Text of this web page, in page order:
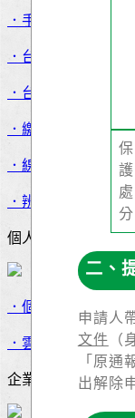
．手機門號跨行轉帳
．台灣PAY收款
．台灣PAY掃碼支付
．繳費／稅
．線上繳費
．辨識京城電話及網
個人金融
．個人網銀
．雲端對帳單
企業金融
保
護
處
分
二、
申請人
文件 （
「原通
出解除